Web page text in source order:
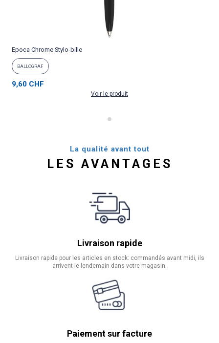
Epoca Chrome Stylo-bille
BALLOGRAF
9,60 CHF
Voir le produit
La qualité avant tout
LES AVANTAGES
Livraison rapide
Livraison rapide pour les articles en stock: commandés avant midi, ils
arrivent le lendemain dans votre magasin.
Paiement sur facture